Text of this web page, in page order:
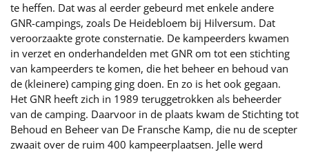
te heffen. Dat was al eerder gebeurd met enkele andere
GNR-campings, zoals De Heidebloem bij Hilversum. Dat
veroorzaakte grote consternatie. De kampeerders kwamen
in verzet en onderhandelden met GNR om tot een stichting
van kampeerders te komen, die het beheer en behoud van
de (kleinere) camping ging doen. En zo is het ook gegaan.
Het GNR heeft zich in 1989 teruggetrokken als beheerder
van de camping. Daarvoor in de plaats kwam de Stichting tot
Behoud en Beheer van De Fransche Kamp, die nu de scepter
zwaait over de ruim 400 kampeerplaatsen. Jelle werd